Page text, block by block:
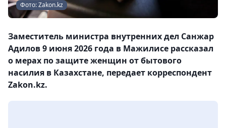
Фото: Zakon.kz
Заместитель министра внутренних дел Санжар
Адилов 9 июня 2026 года в Мажилисе рассказал
о мерах по защите женщин от бытового
насилия в Казахстане, передает корреспондент
Zakon.kz.